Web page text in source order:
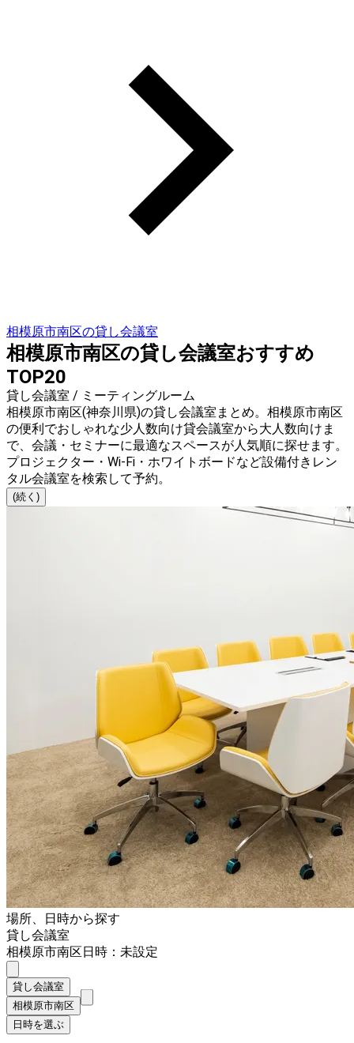
相模原市南区の貸し会議室
相模原市南区の貸し会議室おすすめ
TOP20
貸し会議室 / ミーティングルーム
相模原市南区(神奈川県)の貸し会議室まとめ。相模原市南区
の便利でおしゃれな少人数向け貸会議室から大人数向けま
で、会議・セミナーに最適なスペースが人気順に探せます。
プロジェクター・Wi-Fi・ホワイトボードなど設備付きレン
タル会議室を検索して予約。
(続く)
場所、日時から探す
貸し会議室
相模原市南区日時：未設定
貸し会議室
相模原市南区
日時を選ぶ